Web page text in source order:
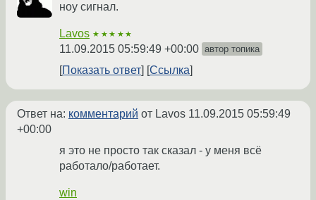
ноу сигнал.
Lavos ★★★★★
11.09.2015 05:59:49 +00:00 автор топика
Показать ответ Ссылка
Ответ на: комментарий от Lavos 11.09.2015 05:59:49
+00:00
я это не просто так сказал - у меня всё
работало/работает.
win